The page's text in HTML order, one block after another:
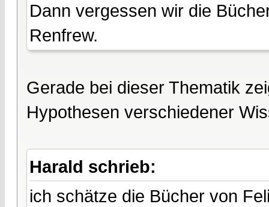
Dann vergessen wir die
Renfrew.
Gerade bei dieser Thematik
Hypothesen verschiedener
Harald schrieb:
ich schätze die Bücher von